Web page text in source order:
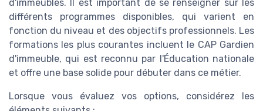
d'immeubles. Il est important de se renseigner sur les
différents programmes disponibles, qui varient en
fonction du niveau et des objectifs professionnels. Les
formations les plus courantes incluent le CAP Gardien
d'immeuble, qui est reconnu par l'Éducation nationale
et offre une base solide pour débuter dans ce métier.
Lorsque vous évaluez vos options, considérez les